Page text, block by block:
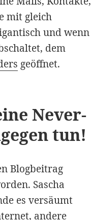
mit gleich
und wenn
dem
geöffnet.
Never-
tun!
Blogbeitrag
Sascha
es versäumt
andere